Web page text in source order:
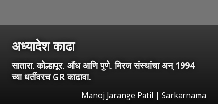
अध्यादेश काढा
सातारा, कोल्हापूर, औंध आणि पुणे, मिरज संस्थांचा अन् 1994
च्या धर्तीवरच GR काढावा.
Manoj Jarange Patil | Sarkarnama